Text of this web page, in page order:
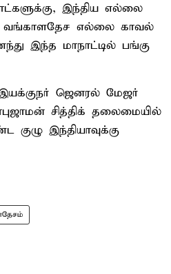
இந்திய எல்லை
வங்காளதேச எல்லை காவல்
இந்த மாநாட்டில் பங்கு
ஜெனரல் மேஜர்
சித்திக் தலைமையில்
இந்தியாவுக்கு